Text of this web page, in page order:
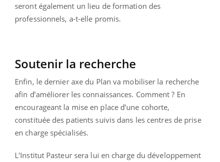
seront également un lieu de formation des
professionnels, a-t-elle promis.
Soutenir la recherche
Enfin, le dernier axe du Plan va mobiliser la recherche
afin d’améliorer les connaissances. Comment ? En
encourageant la mise en place d’une cohorte,
constituée des patients suivis dans les centres de prise
en charge spécialisés.
L’Institut Pasteur sera lui en charge du développement